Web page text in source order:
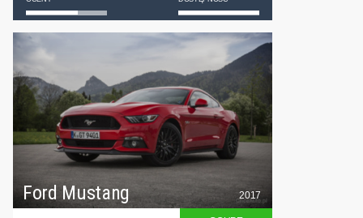
Ford Mustang 2017